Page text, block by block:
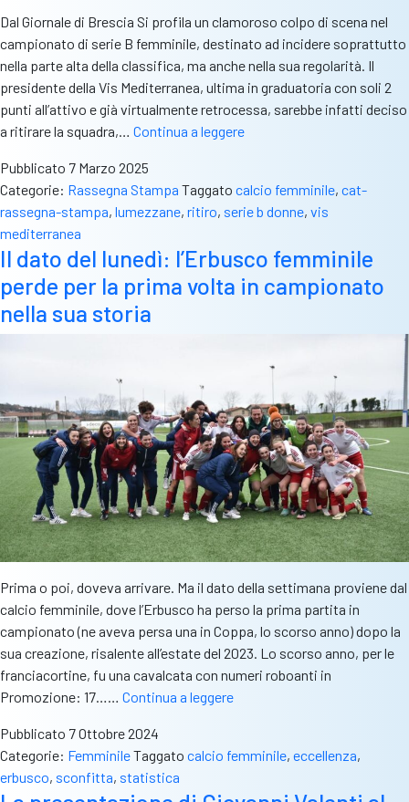
Dal Giornale di Brescia Si profila un clamoroso colpo di scena nel
campionato di serie B femminile, destinato ad incidere soprattutto
nella parte alta della classifica, ma anche nella sua regolarità. Il
presidente della Vis Mediterranea, ultima in graduatoria con soli 2
punti all’attivo e già virtualmente retrocessa, sarebbe infatti deciso
a ritirare la squadra,… Continua a leggereRass.stampa
“Vis
Mediterranea
ritira?
Il
-2
dalla
Serie
A”
Pubblicato 7 Marzo 2025
Categorie: Rassegna Stampa Taggato calcio femminile, cat-
rassegna-stampa, lumezzane, ritiro, serie b donne, vis
mediterranea
Il dato del lunedì: l’Erbusco femminile
perde per la prima volta in campionato
nella sua storia
Prima o poi, doveva arrivare. Ma il dato della settimana proviene dal
calcio femminile, dove l’Erbusco ha perso la prima partita in
campionato (ne aveva persa una in Coppa, lo scorso anno) dopo la
sua creazione, risalente all’estate del 2023. Lo scorso anno, per le
franciacortine, fu una cavalcata con numeri roboanti in
Promozione: 17…… Continua a leggereIl
lunedì:
Pubblicato 7 Ottobre 2024
Categorie: FemminileTaggato calcio femminile, eccellenza,
erbusco, sconfitta, statistica